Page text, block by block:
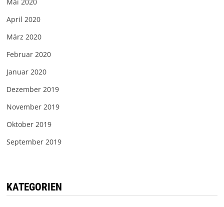
April 2020
März 2020
Februar 2020
Januar 2020
Dezember 2019
November 2019
Oktober 2019
September 2019
KATEGORIEN